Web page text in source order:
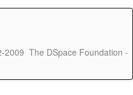
2009 The DSpace Foundation -